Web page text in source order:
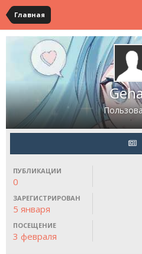
Главная
ПУБЛИКАЦИИ
0
ЗАРЕГИСТРИРОВАН
5 января
ПОСЕЩЕНИЕ
3 февраля